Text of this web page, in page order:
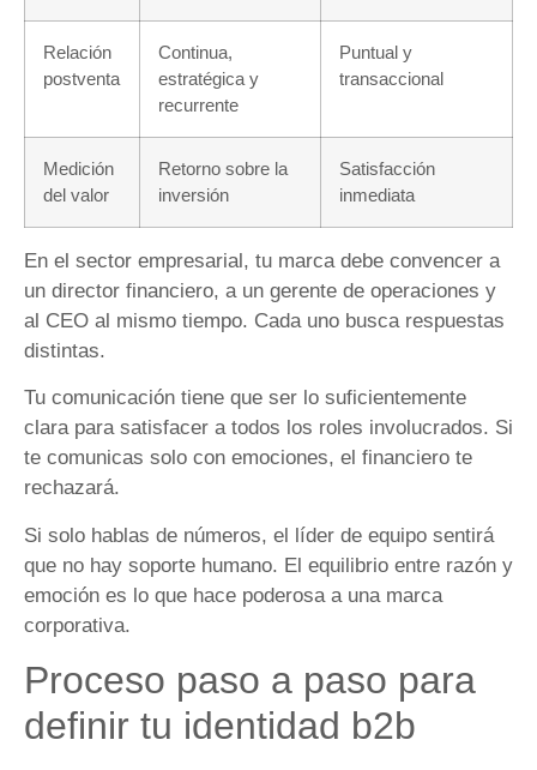
Relación
postventa
Continua,
estratégica y
recurrente
Puntual y
transaccional
Medición
del valor
Retorno sobre la
inversión
Satisfacción
inmediata
En el sector empresarial, tu marca debe convencer a
un director financiero, a un gerente de operaciones y
al CEO al mismo tiempo. Cada uno busca respuestas
distintas.
Tu comunicación tiene que ser lo suficientemente
clara para satisfacer a todos los roles involucrados. Si
te comunicas solo con emociones, el financiero te
rechazará.
Si solo hablas de números, el líder de equipo sentirá
que no hay soporte humano. El equilibrio entre razón y
emoción es lo que hace poderosa a una marca
corporativa.
Proceso paso a paso para
definir tu identidad b2b